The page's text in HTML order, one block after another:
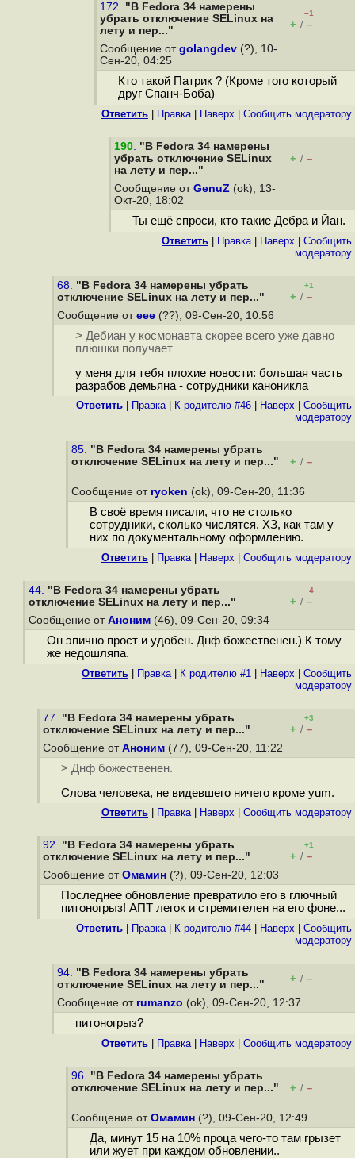
172. "В Fedora 34 намерены
убрать отключение SELinux на
лету и пер..."
–1
+ / –
Сообщение от golangdev (?), 10-
Сен-20, 04:25
Кто такой Патрик ? (Кроме того который
друг Спанч-Боба)
Ответить Правка| Наверх Cообщить модератору
190. "В Fedora 34 намерены
убрать отключение SELinux
на лету и пер..."
+ / –
Сообщение от GenuZ (ok), 13-
Окт-20, 18:02
Ты ещё спроси, кто такие Дебра и Йан.
Ответить Правка| Наверх
Cообщить
модератору
68. "В Fedora 34 намерены убрать
отключение SELinux на лету и пер..."
+1
+ / –
Сообщение от eee (??), 09-Сен-20, 10:56
> Дебиан у космонавта скорее всего уже давно
плюшки получает
у меня для тебя плохие новости: большая часть
разрабов демьяна - сотрудники каноникла
Ответить Правка| К родителю #46 Наверх
Cообщить
модератору
85. "В Fedora 34 намерены убрать
отключение SELinux на лету и пер..."
+ / –
Сообщение от ryoken (ok), 09-Сен-20, 11:36
В своё время писали, что не столько
сотрудники, сколько числятся. ХЗ, как там у
них по документальному оформлению.
Ответить Правка| Наверх Cообщить модератору
44. "В Fedora 34 намерены убрать
отключение SELinux на лету и пер..."
–4
+ / –
Сообщение от Аноним (46), 09-Сен-20, 09:34
Он эпично прост и удобен. Днф божественен.) К тому
же недошляпа.
Ответить Правка| К родителю #1 Наверх
Cообщить
модератору
77. "В Fedora 34 намерены убрать
отключение SELinux на лету и пер..."
+3
+ / –
Сообщение от Аноним (77), 09-Сен-20, 11:22
> Днф божественен.
Слова человека, не видевшего ничего кроме yum.
Ответить Правка| Наверх Cообщить модератору
92. "В Fedora 34 намерены убрать
отключение SELinux на лету и пер..."
+1
+ / –
Сообщение от Омамин (?), 09-Сен-20, 12:03
Последнее обновление превратило его в глючный
питоногрыз! АПТ легок и стремителен на его фоне...
Ответить Правка| К родителю #44 Наверх
Cообщить
модератору
94. "В Fedora 34 намерены убрать
отключение SELinux на лету и пер..."
+ / –
Сообщение от rumanzo (ok), 09-Сен-20, 12:37
питоногрыз?
Ответить Правка| Наверх Cообщить модератору
96. "В Fedora 34 намерены убрать
отключение SELinux на лету и пер..."
+ / –
Сообщение от Омамин (?), 09-Сен-20, 12:49
Да, минут 15 на 10% проца чего-то там грызет
или жует при каждом обновлении..